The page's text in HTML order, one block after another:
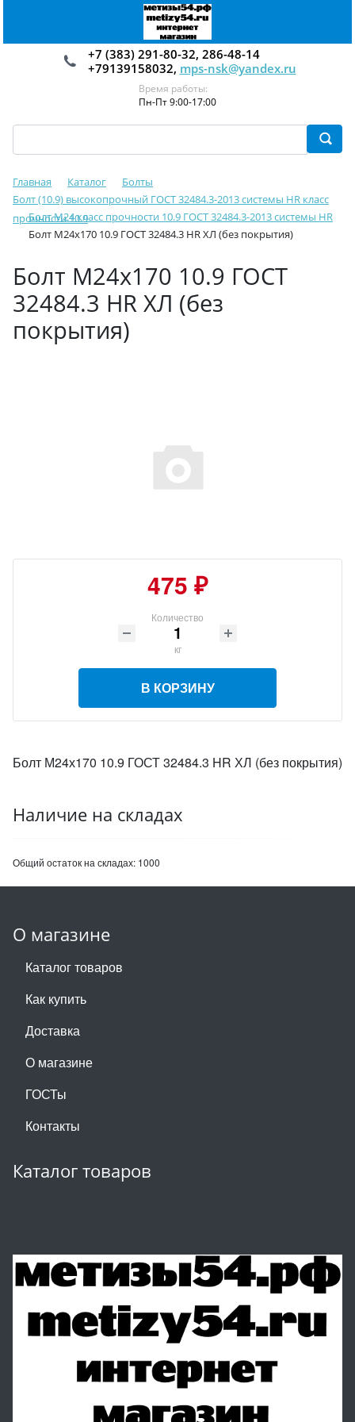
+7 (383) 291-80-32, 286-48-14
+79139158032, mps-nsk@yandex.ru
Время работы:
Пн-Пт 9:00-17:00
Главная Каталог
Болты
Болт (10.9) высокопрочный ГОСТ 32484.3-2013 системы HR класс
прочности 10.9
Болт М24 класс прочности 10.9 ГОСТ 32484.3-2013 системы HR
Болт М24х170 10.9 ГОСТ 32484.3 HR ХЛ (без покрытия)
Болт М24х170 10.9 ГОСТ
32484.3 HR ХЛ (без
покрытия)
475 ₽
Количество
кг
В КОРЗИНУ
Болт М24х170 10.9 ГОСТ 32484.3 HR ХЛ (без покрытия)
Наличие на складах
Общий остаток на складах: 1000
О магазине
Каталог товаров
Как купить
Доставка
О магазине
ГОСТы
Контакты
Каталог товаров